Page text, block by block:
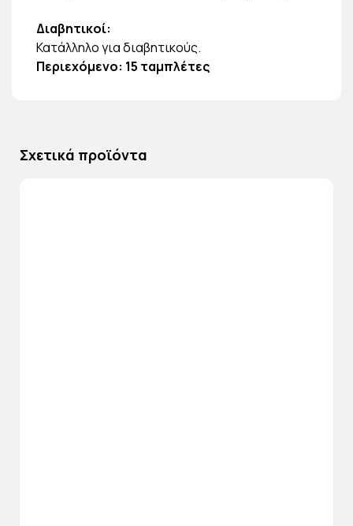
Διαβητικοί:
Κατάλληλο για διαβητικούς.
Περιεχόμενο: 15 ταμπλέτες
Σχετικά προϊόντα